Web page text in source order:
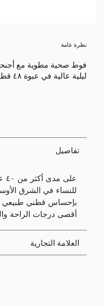
نظرة عامة
فوط صحية مطوية مع
ليلية عالية في عبوة ٤٨ قطعة لتغطية طويلة الأمد.
تفاصيل
للنساء في الشرق
بإحساس قطني طبيعي
أقصى درجات الراحة
العلامة التجارية